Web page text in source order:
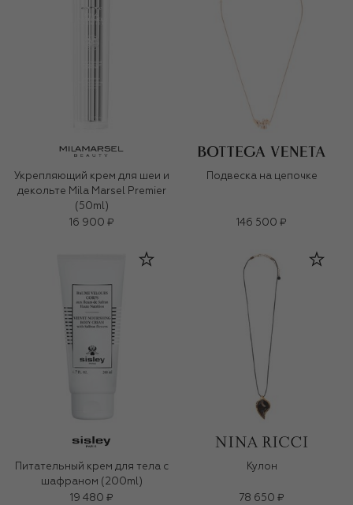
Укрепляющий крем для шеи и
декольте Mila Marsel Premier
(50ml)
16 900 ₽
Подвеска на цепочке
146 500 ₽
Питательный крем для тела с
шафраном (200ml)
19 480 ₽
Кулон
78 650 ₽